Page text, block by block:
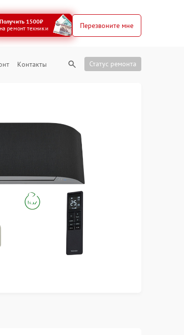
Получить 1500₽
на ремонт техники
Перезвоните мне
Контакты Статус ремонта